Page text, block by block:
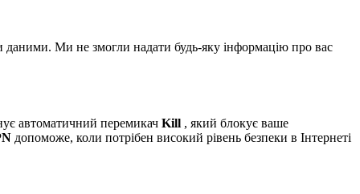
Ми не змогли надати будь-яку інформацію про вас
автоматичний перемикач Kill , який блокує ваше
допоможе, коли потрібен високий рівень безпеки в Інтернеті